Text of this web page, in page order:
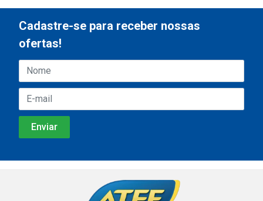
Cadastre-se para receber nossas
ofertas!